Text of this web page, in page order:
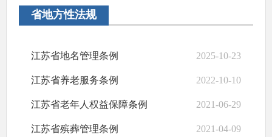
省地方性法规
江苏省地名管理条例 2025-10-23
江苏省养老服务条例 2022-10-10
江苏省老年人权益保障条例 2021-06-29
江苏省殡葬管理条例 2021-04-09